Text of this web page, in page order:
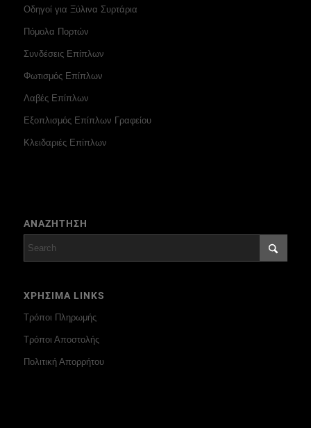
Οδηγοί για Ξύλινα Συρτάρια
Πόμολα Πορτών
Συνδέσεις Επίπλων
Φωτισμός Επίπλων
Λαβές Επίπλων
Εξοπλισμός Επίπλων Γραφείου
Κλειδαριές Επίπλων
ΑΝΑΖΗΤΗΣΗ
ΧΡΗΣΙΜΑ LINKS
Τρόποι Πληρωμής
Τρόποι Αποστολής
Πολιτική Απορρήτου